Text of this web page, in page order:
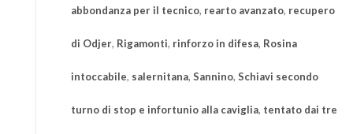
abbondanza per il tecnico, rearto avanzato, recupero
di Odjer, Rigamonti, rinforzo in difesa, Rosina
intoccabile, salernitana, Sannino, Schiavi secondo
turno di stop e infortunio alla caviglia, tentato dai tre